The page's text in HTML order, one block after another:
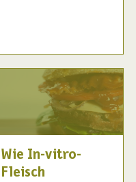
Wie In-vitro-
Fleisch